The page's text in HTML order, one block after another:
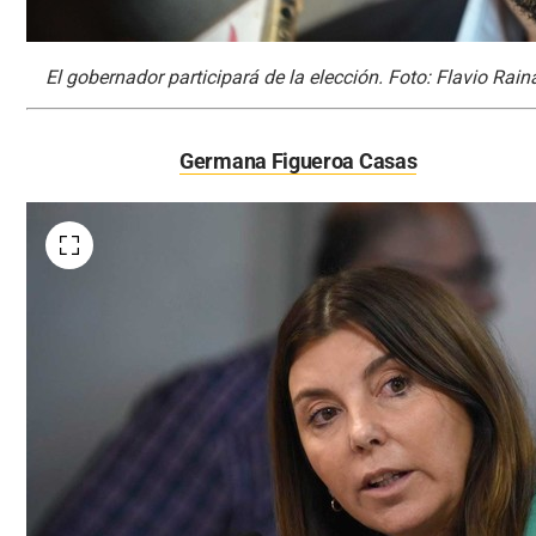
El gobernador participará de la elección. Foto: Flavio
Germana Figueroa Casas